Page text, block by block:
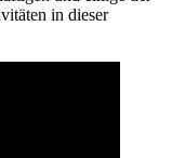
in dieser